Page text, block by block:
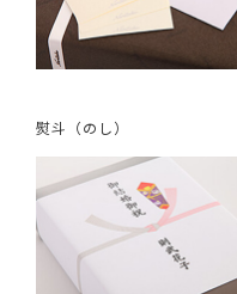
熨斗（のし）